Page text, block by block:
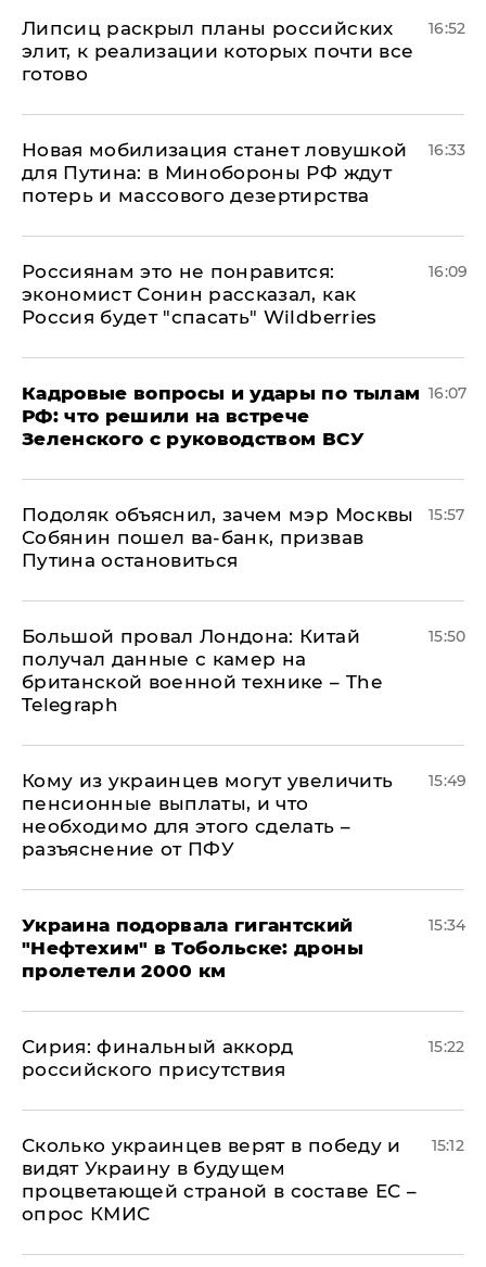
Липсиц раскрыл планы российских
элит, к реализации которых почти все
готово
16:52
​Новая мобилизация станет ловушкой
для Путина: в Минобороны РФ ждут
потерь и массового дезертирства
16:33
Россиянам это не понравится:
экономист Сонин рассказал, как
Россия будет "спасать" Wildberries
16:09
Кадровые вопросы и удары по тылам
РФ: что решили на встрече
Зеленского с руководством ВСУ
16:07
Подоляк объяснил, зачем мэр Москвы
Собянин пошел ва-банк, призвав
Путина остановиться
15:57
Большой провал Лондона: Китай
получал данные с камер на
британской военной технике – The
Telegraph
15:50
Кому из украинцев могут увеличить
пенсионные выплаты, и что
необходимо для этого сделать –
разъяснение от ПФУ
15:49
Украина подорвала гигантский
"Нефтехим" в Тобольске: дроны
пролетели 2000 км
15:34
​Сирия: финальный аккорд
российского присутствия
15:22
Сколько украинцев верят в победу и
видят Украину в будущем
процветающей страной в составе ЕС –
опрос КМИС
15:12